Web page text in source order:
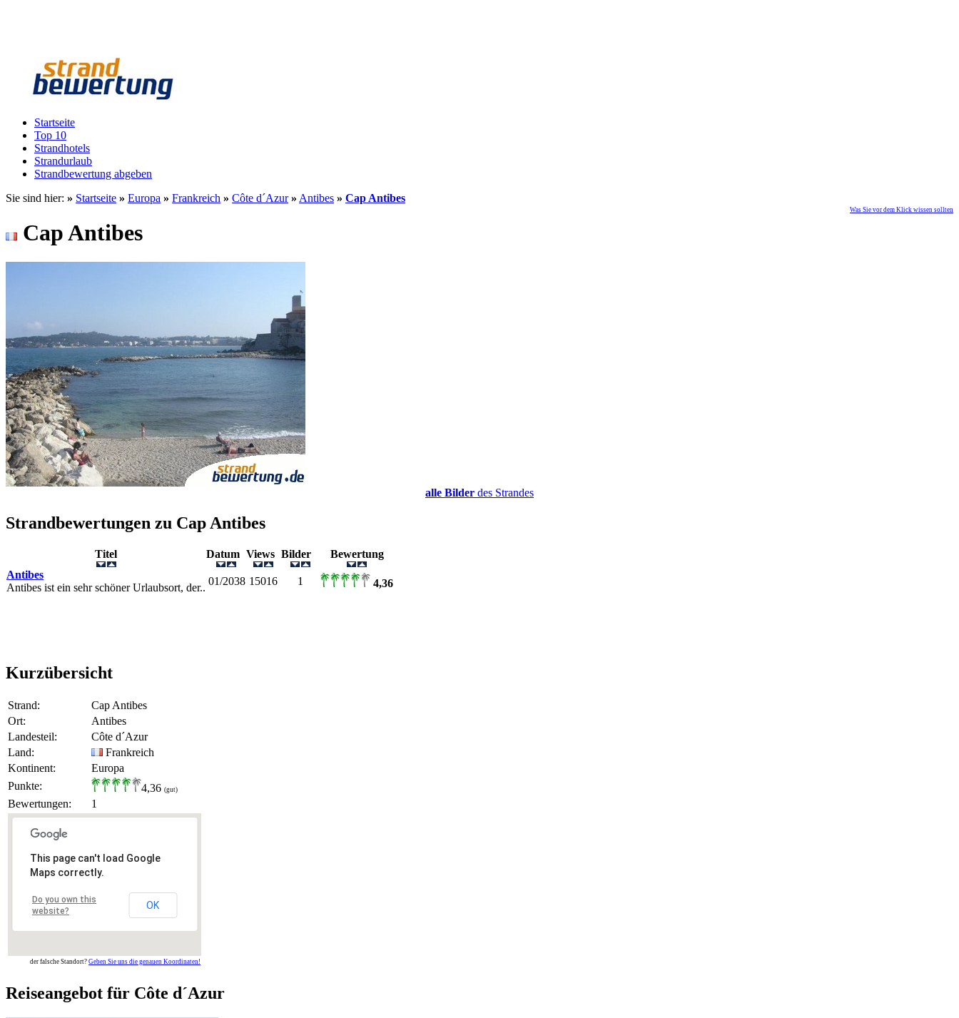
Startseite
Top 10
Strandhotels
Strandurlaub
Strandbewertung abgeben
Was Sie vor dem Klick wissen sollten
Sie sind hier: » Startseite » Europa » Frankreich » Côte d´Azur » Antibes » Cap Antibes
Cap Antibes
alle Bilder des Strandes
Strandbewertungen zu Cap Antibes
Titel Datum Views Bilder
Bewertung
Antibes
Antibes ist ein sehr schöner Urlaubsort, der..
01/2038 15016 1 4,36
Kurzübersicht
Strand:
Cap Antibes
Ort:
Antibes
Landesteil:
Côte d´Azur
Land:
Frankreich
Kontinent:
Europa
Punkte:
4,36 (gut)
Bewertungen: 1
This page can't load Google
Maps correctly.
Do you own this
website?
OK
der falsche Standort? Geben Sie uns die genauen Koordinaten!
Reiseangebot für Côte d´Azur